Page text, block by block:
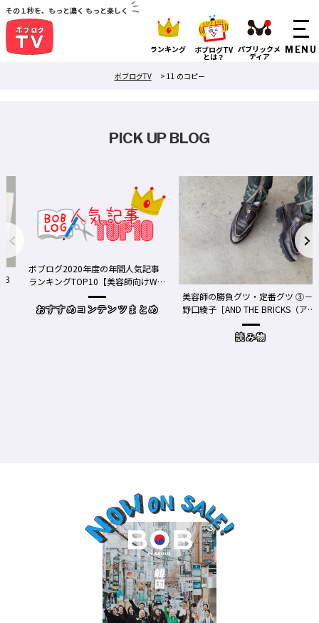
その１秒を、もっと濃く もっと楽しく
ランキング ボブログTV
とは？
パブリックメ
ディア
ボブログTV
> 11 のコピー
PICK UP BLOG
ボブログ2020年度の年間人気記事
ランキングTOP10【美容師向けWe
おすすめコンテンツまとめ
美容師の勝負グツ・定番グツ ③－
野口綾子［AND THE BRICKS（アン
ドザブリックス）／神奈川県鎌倉
読み物